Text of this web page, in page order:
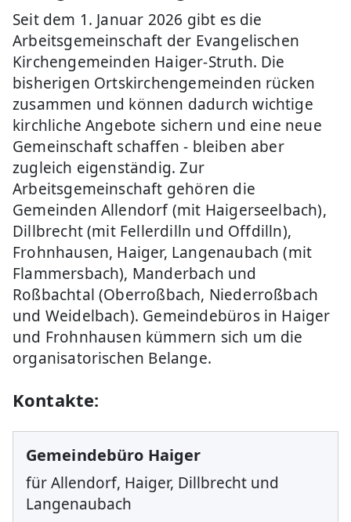
Seit dem 1. Januar 2026 gibt es die
Arbeitsgemeinschaft der Evangelischen
Kirchengemeinden Haiger-Struth. Die
bisherigen Ortskirchengemeinden rücken
zusammen und können dadurch wichtige
kirchliche Angebote sichern und eine neue
Gemeinschaft schaffen - bleiben aber
zugleich eigenständig. Zur
Arbeitsgemeinschaft gehören die
Gemeinden Allendorf (mit Haigerseelbach),
Dillbrecht (mit Fellerdilln und Offdilln),
Frohnhausen, Haiger, Langenaubach (mit
Flammersbach), Manderbach und
Roßbachtal (Oberroßbach, Niederroßbach
und Weidelbach). Gemeindebüros in Haiger
und Frohnhausen kümmern sich um die
organisatorischen Belange.
Kontakte:
Gemeindebüro Haiger
für Allendorf, Haiger, Dillbrecht und
Langenaubach